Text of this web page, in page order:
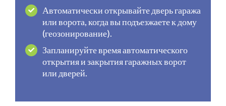
Автоматически открывайте дверь гаража
или ворота, когда вы подъезжаете к дому
(геозонирование).
Запланируйте время автоматического
открытия и закрытия гаражных ворот
или дверей.